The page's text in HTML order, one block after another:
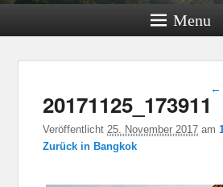
Menu
←
20171125_173911
Veröffentlicht 25. November 2017 am
Zurück in Bangkok